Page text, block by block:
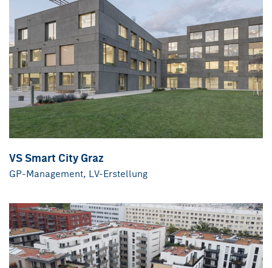
VS Smart City Graz
GP-Management, LV-Erstellung